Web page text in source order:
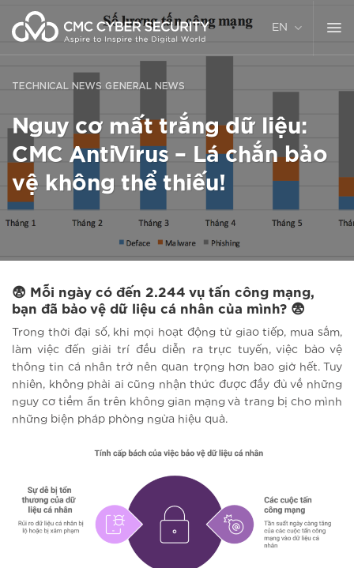
content
EN
TECHNICAL NEWS GENERAL NEWS
Nguy cơ mất trắng dữ liệu:
CMC AntiVirus – Lá chắn bảo
vệ không thể thiếu!
😨 Mỗi ngày có đến 2.244 vụ tấn công mạng,
bạn đã bảo vệ dữ liệu cá nhân của mình? 😨
Trong thời đại số, khi mọi hoạt động từ giao tiếp, mua sắm,
làm việc đến giải trí đều diễn ra trực tuyến, việc bảo vệ
thông tin cá nhân trở nên quan trọng hơn bao giờ hết. Tuy
nhiên, không phải ai cũng nhận thức được đầy đủ về những
nguy cơ tiềm ẩn trên không gian mạng và trang bị cho mình
những biện pháp phòng ngừa hiệu quả.